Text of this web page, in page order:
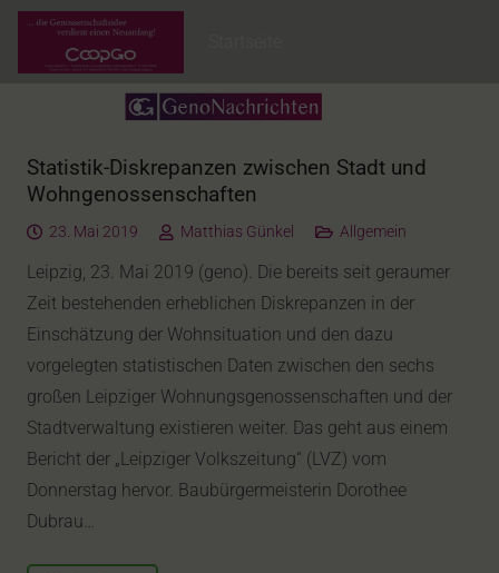
Statistik-Diskrepanzen zwischen Stadt und
Wohngenossenschaften
23. Mai 2019 Matthias Günkel Allgemein
Leipzig, 23. Mai 2019 (geno). Die bereits seit geraumer
Zeit bestehenden erheblichen Diskrepanzen in der
Einschätzung der Wohnsituation und den dazu
vorgelegten statistischen Daten zwischen den sechs
großen Leipziger Wohnungsgenossenschaften und der
Stadtverwaltung existieren weiter. Das geht aus einem
Bericht der „Leipziger Volkszeitung“ (LVZ) vom
Donnerstag hervor. Baubürgermeisterin Dorothee
Dubrau…